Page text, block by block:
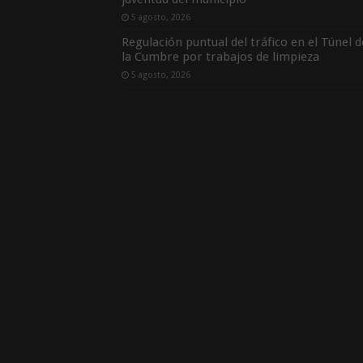
5 agosto, 2026
Regulación puntual del tráfico en el Túnel
la Cumbre por trabajos de limpieza
5 agosto, 2026